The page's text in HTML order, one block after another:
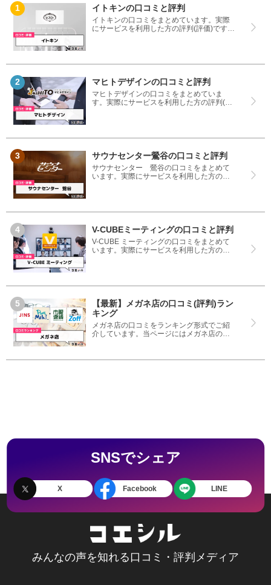
イトキンの口コミと評判
イトキンの口コミをまとめています。実際
にサービスを利用した方の評判(評価)ですの
マヒトデザインの口コミと評判
マヒトデザインの口コミをまとめていま
す。実際にサービスを利用した方の評判(評
サウナセンター鶯谷の口コミと評判
サウナセンター 鶯谷の口コミをまとめて
います。実際にサービスを利用した方の評
V-CUBEミーティングの口コミと評判
V-CUBE ミーティングの口コミをまとめて
います。実際にサービスを利用した方の評
【最新】メガネ店の口コミ(評判)ラン
キング
メガネ店の口コミをランキング形式でご紹
介しています。当ページにはメガネ店の評
で疑問を解決できます。おすすめのメガネ
SNSでシェア
X Facebook LINE
みんなの声を知れる口コミ・評判メディア